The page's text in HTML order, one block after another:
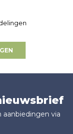
via